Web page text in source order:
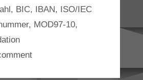
, BIC, IBAN,
ISO/IEC
, MOD97-10,